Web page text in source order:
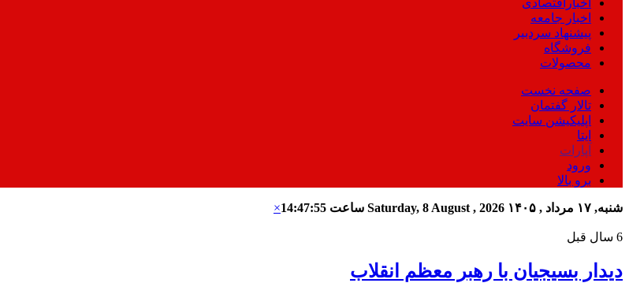
اخباراقتصادی
اخبار جامعه
پیشنهاد سردبیر
فروشگاه
محصولات
صفحه نخست
تالار گفتمان
اپلیکیشن سایت
ایتا
آپارات
ورود
برو بالا
شنبه, ۱۷ مرداد , ۱۴۰۵ Saturday, 8 August , 2026 ساعت 14:47:56
×
6 سال قبل
دیدار بسیجیان با رهبر معظم انقلاب